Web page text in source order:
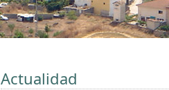
Actualidad